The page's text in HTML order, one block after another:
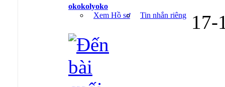
okokolyoko
Xem Hồ sơ
Tin nhắn riêng